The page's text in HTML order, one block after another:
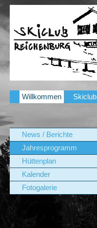
Willkommen Skiclub
News / Berichte
Jahresprogramm
Hüttenplan
Kalender
Fotogalerie